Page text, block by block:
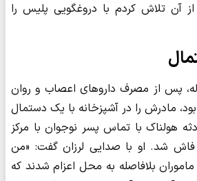
آن تلاش کردم با دروغگویی پلیس را
نوجوان ۱۷ساله، پس از مصرف داروهای اعصاب و روان
مادرش را در آشپزخانه با یک دستمال
هولناک با تماس پسر نوجوان با مرکز
فوریت‌های پلیسی ۱۱۰ فاش شد. او با صدایی لرزان گفت: «من
بلافاصله به محل اعزام شدند که